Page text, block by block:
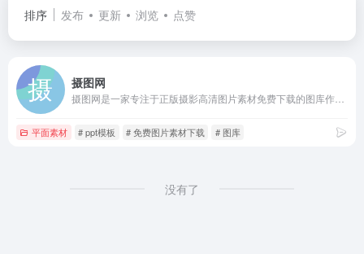
排序 发布 更新 浏览 点赞
摄图网
平面素材 # ppt模板 # 免费图片素材下载 # 图库
没有了